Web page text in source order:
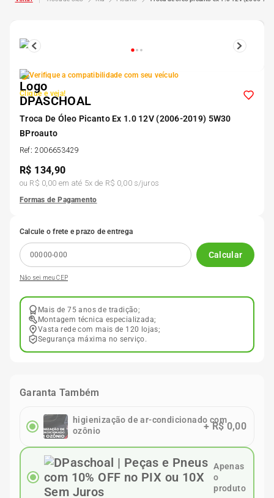
Verifique a compatibilidade com seu veículo
Clique e veja!
Troca De Óleo Picanto Ex 1.0 12V (2006-2019) 5W30
BProauto
Ref: 2006653429
R$ 134,90
ou R$ 0,00 em até 5x de R$ 0,00s/juros
Formas de Pagamento
Calcule o frete e prazo de entrega
Calcular
Não sei meu CEP
Mais de 75 anos de tradição;
Montagem técnica especializada;
Vasta rede com mais de 120 lojas;
Segurança máxima no serviço.
Garanta Também
higienização de ar-condicionado com
ozônio
+R$ 0,00
Apenas
o
produto
5
6º 205 55r16
7º
8º 195 55r15
9º 175 65 14